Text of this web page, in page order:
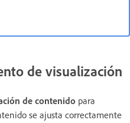
de visualización
de contenido para
se ajusta correctamente